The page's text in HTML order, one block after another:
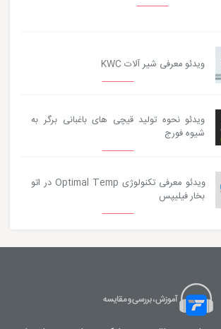
ویدئو معرفی شیر آلات KWC
ویدئو نحوه تولید قیچی های باغبانی برگر به
شیوه فورج
ویدئو معرفی تکنولوژی Optimal Temp در اتو
بخار فیلیپس